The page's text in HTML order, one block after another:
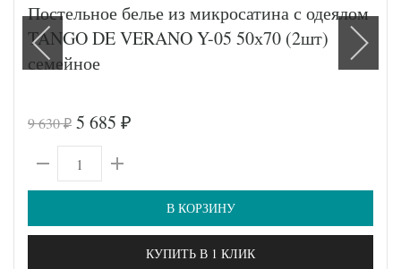
Постельное белье из микросатина с одеялом
TANGO DE VERANO Y-05 50х70 (2шт)
семейное
9 630₽ 5 685 ₽
В КОРЗИНУ
КУПИТЬ В 1 КЛИК